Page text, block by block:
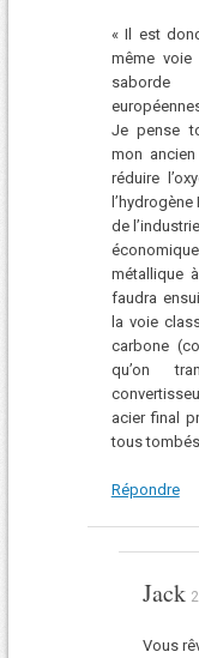
« Il est
même voie
saborde
Je pense
mon
réduire
de
métallique
faudra
la voie
carbone
qu’on
acier final
tous
Répondre
Jack
Vous